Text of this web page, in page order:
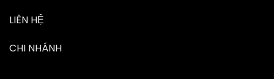
LIÊN HỆ
CHI NHÁNH